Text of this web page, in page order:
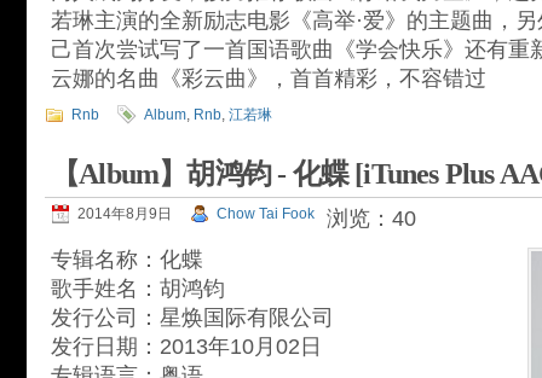
若琳主演的全新励志电影《高举·爱》的主题曲，
己首次尝试写了一首国语歌曲《学会快乐》还有重
云娜的名曲《彩云曲》，首首精彩，不容错过
Rnb Album, Rnb, 江若琳
【Album】胡鸿钧 - 化蝶 [iTunes Plus
2014年8月9日 Chow Tai Fook
浏览：40
专辑名称：化蝶
歌手姓名：胡鸿钧
发行公司：星焕国际有限公司
发行日期：2013年10月02日